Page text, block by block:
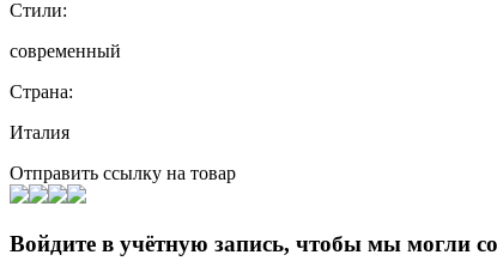
Стили:
современный
Страна:
Италия
Отправить ссылку на товар
Войдите в учётную запись, чтобы мы могли